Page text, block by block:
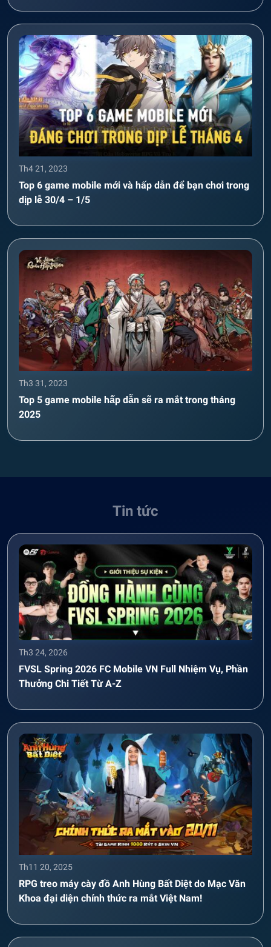
Th4 21, 2023
Top 6 game mobile mới và hấp dẫn để bạn chơi trong
dịp lễ 30/4 – 1/5
Th3 31, 2023
Top 5 game mobile hấp dẫn sẽ ra mắt trong tháng
2025
Tin tức
Th3 24, 2026
FVSL Spring 2026 FC Mobile VN Full Nhiệm Vụ, Phần
Thưởng Chi Tiết Từ A-Z
Th11 20, 2025
RPG treo máy cày đồ Anh Hùng Bất Diệt do Mạc Văn
Khoa đại diện chính thức ra mắt Việt Nam!